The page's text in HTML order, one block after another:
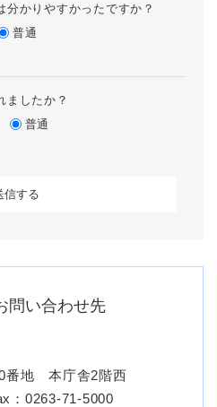
かりやすかったですか？
普通
ましたか？
普通
問い合わせ先
番地 本庁舎2階西
：0263-71-5000